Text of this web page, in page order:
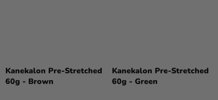
Kanekalon Pre-Stretched
60g - Brown
Kanekalon Pre-Stretched
60g - Green